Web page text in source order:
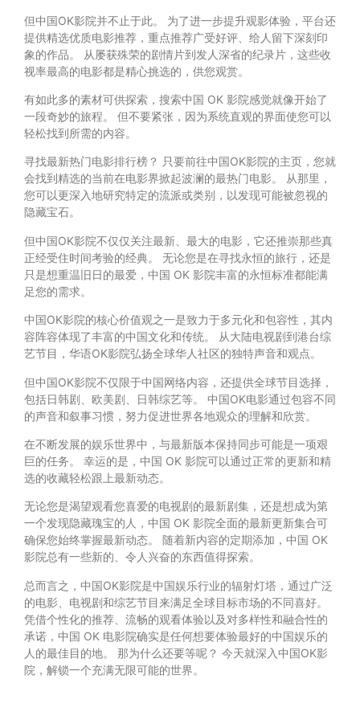
但中国OK影院并不止于此。 为了进一步提升观影体验，平台还
提供精选优质电影推荐，重点推荐广受好评、给人留下深刻印
象的作品。 从屡获殊荣的剧情片到发人深省的纪录片，这些收
视率最高的电影都是精心挑选的，供您观赏。
有如此多的素材可供探索，搜索中国 OK 影院感觉就像开始了
一段奇妙的旅程。 但不要紧张，因为系统直观的界面使您可以
轻松找到所需的内容。
寻找最新热门电影排行榜？ 只要前往中国OK影院的主页，您就
会找到精选的当前在电影界掀起波澜的最热门电影。 从那里，
您可以更深入地研究特定的流派或类别，以发现可能被忽视的
隐藏宝石。
但中国OK影院不仅仅关注最新、最大的电影，它还推崇那些真
正经受住时间考验的经典。 无论您是在寻找永恒的旅行，还是
只是想重温旧日的最爱，中国 OK 影院丰富的永恒标准都能满
足您的需求。
中国OK影院的核心价值观之一是致力于多元化和包容性，其内
容阵容体现了丰富的中国文化和传统。 从大陆电视剧到港台综
艺节目，华语OK影院弘扬全球华人社区的独特声音和观点。
但中国OK影院不仅限于中国网络内容，还提供全球节目选择，
包括日韩剧、欧美剧、日韩综艺等。 中国OK电影通过包容不同
的声音和叙事习惯，努力促进世界各地观众的理解和欣赏。
在不断发展的娱乐世界中，与最新版本保持同步可能是一项艰
巨的任务。 幸运的是，中国 OK 影院可以通过正常的更新和精
选的收藏轻松跟上最新动态。
无论您是渴望观看您喜爱的电视剧的最新剧集，还是想成为第
一个发现隐藏瑰宝的人，中国 OK 影院全面的最新更新集合可
确保您始终掌握最新动态。 随着新内容的定期添加，中国 OK
影院总有一些新的、令人兴奋的东西值得探索。
总而言之，中国OK影院是中国娱乐行业的辐射灯塔，通过广泛
的电影、电视剧和综艺节目来满足全球目标市场的不同喜好。
凭借个性化的推荐、流畅的观看体验以及对多样性和融合性的
承诺，中国 OK 电影院确实是任何想要体验最好的中国娱乐的
人的最佳目的地。 那为什么还要等呢？ 今天就深入中国OK影
院，解锁一个充满无限可能的世界。